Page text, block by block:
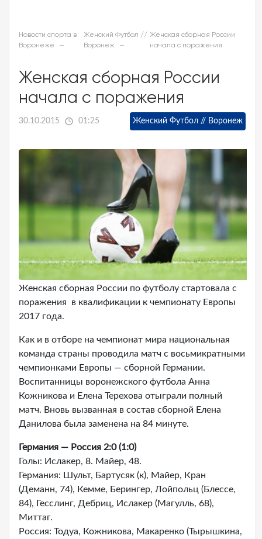
Новости спорта в
Воронеже
Женский Футбол //
Воронеж
Женская сборная России
начала с поражения
Женская сборная России
начала с поражения
30.10.2015 01:25 Женский Футбол // Воронеж
Женская сборная России по футболу стартовала с
поражения в квалификации к чемпионату Европы
2017 года.
Как и в отборе на чемпионат мира национальная
команда страны проводила матч с восьмикратными
чемпионками Европы — сборной Германии.
Воспитанницы воронежского футбола Анна
Кожникова и Елена Терехова отыграли полный
матч. Вновь вызванная в состав сборной Елена
Данилова была заменена на 84 минуте.
Германия — Россия 2:0 (1:0)
Голы: Ислакер, 8. Майер, 48.
Германия: Шульт, Бартусяк (к), Майер, Кран
(Деманн, 74), Кемме, Берингер, Лойпольц (Блессе,
84), Гесслинг, Дебриц, Ислакер (Магулль, 68),
Миттаг.
Россия: Тодуа, Кожникова, Макаренко (Тырышкина,